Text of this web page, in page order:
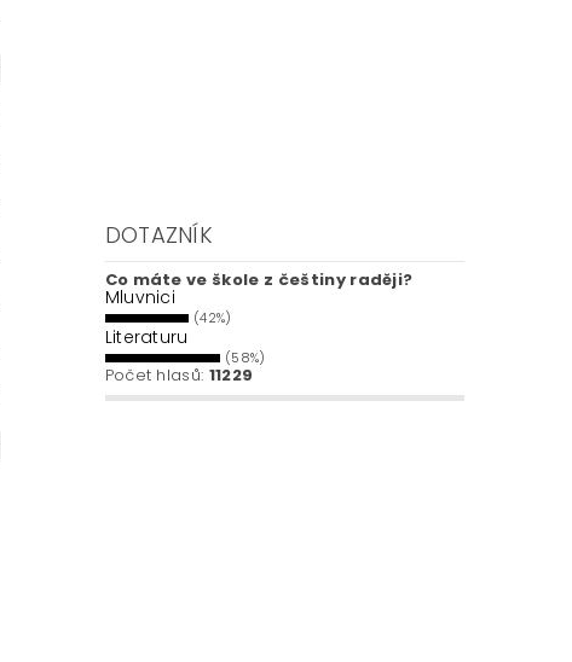
DOTAZNÍK
Co máte ve škole z češtiny raději?
Mluvnici
(42%)
Literaturu
(58%)
Počet hlasů: 11229